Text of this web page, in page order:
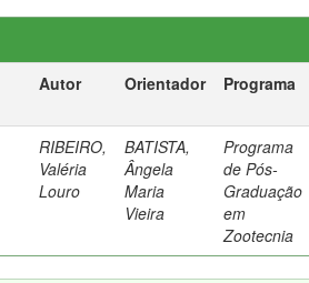
Autor Orientador Programa
RIBEIRO,
Valéria
Louro
BATISTA,
Ângela
Maria
Vieira
Programa
de Pós-
Graduação
em
Zootecnia